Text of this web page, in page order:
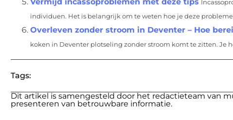
individuen. Het is belangrijk om te weten hoe je deze
Overleven zonder stroom in Deventer – Hoe
koken in Deventer plotseling zonder stroom komt te zitten. Je
Tags:
Dit artikel is samengesteld door het redactieteam van
presenteren van betrouwbare informatie.